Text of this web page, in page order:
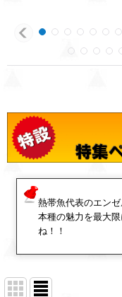
熱帯魚代表のエン
本種の魅力を最大
ね！！